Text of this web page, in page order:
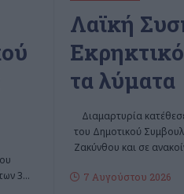
3…
Λαϊκή
τα λύματα
Διαμαρτυρία
του Δημοτικού
Ζακύνθου και σε
7 Αυγούστου 2026